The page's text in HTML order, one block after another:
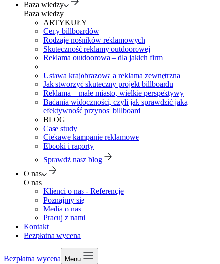
Baza wiedzy
Baza wiedzy
ARTYKUŁY
Ceny billboardów
Rodzaje nośników reklamowych
Skuteczność reklamy outdoorowej
Reklama outdoorowa – dla jakich firm
Ustawa krajobrazowa a reklama zewnętrzna
Jak stworzyć skuteczny projekt billboardu
Reklama – małe miasto, wielkie perspektywy
Badania widoczności, czyli jak sprawdzić jaką
efektywność przynosi billboard
BLOG
Case study
Ciekawe kampanie reklamowe
Ebooki i raporty
Sprawdź nasz blog
O nas
O nas
Klienci o nas - Referencje
Poznajmy się
Media o nas
Pracuj z nami
Kontakt
Bezpłatna wycena
Bezpłatna wycena Menu